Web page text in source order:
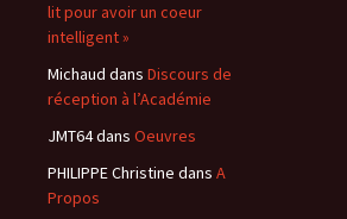
lit pour avoir un coeur
intelligent »
Michaud dans Discours de
réception à l’Académie
JMT64dans Oeuvres
PHILIPPE Christine dans A
Propos